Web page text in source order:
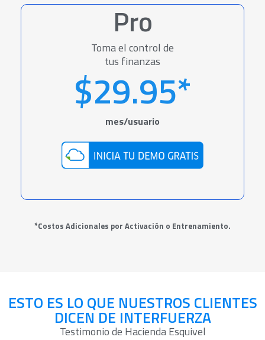
Pro
Toma el control de
tus finanzas
$29.95*
mes/usuario
*Costos Adicionales por Activación o Entrenamiento.
ESTO ES LO QUE NUESTROS CLIENTES
DICEN DE INTERFUERZA
Testimonio de Hacienda Esquivel